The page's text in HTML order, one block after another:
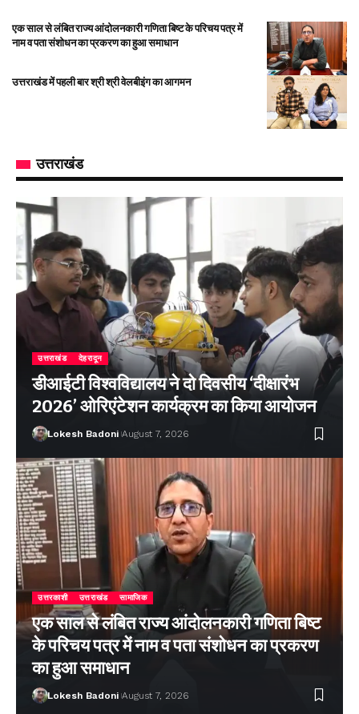
एक साल से लंबित राज्य आंदोलनकारी गणिता बिष्ट के परिचय पत्र में
नाम व पता संशोधन का प्रकरण का हुआ समाधान
उत्तराखंड में पहली बार श्री श्री वेलबीइंग का आगमन
उत्तराखंड
उत्तराखंड देहरादून
डीआईटी विश्वविद्यालय ने दो दिवसीय ‘दीक्षारंभ
2026’ ओरिएंटेशन कार्यक्रम का किया आयोजन
Lokesh Badoni August 7, 2026
उत्तरकाशी उत्तराखंड सामाजिक
एक साल से लंबित राज्य आंदोलनकारी गणिता बिष्ट
के परिचय पत्र में नाम व पता संशोधन का प्रकरण
का हुआ समाधान
Lokesh Badoni August 7, 2026